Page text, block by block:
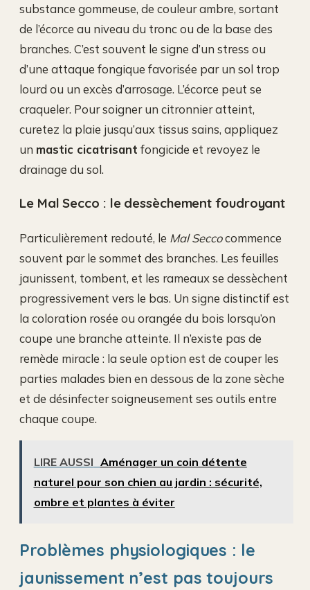
substance gommeuse, de couleur ambre, sortant
de l’écorce au niveau du tronc ou de la base des
branches. C’est souvent le signe d’un stress ou
d’une attaque fongique favorisée par un sol trop
lourd ou un excès d’arrosage. L’écorce peut se
craqueler. Pour soigner un citronnier atteint,
curetez la plaie jusqu’aux tissus sains, appliquez
un mastic cicatrisant fongicide et revoyez le
drainage du sol.
Le Mal Secco : le dessèchement foudroyant
Particulièrement redouté, le Mal Seccocommence
souvent par le sommet des branches. Les feuilles
jaunissent, tombent, et les rameaux se dessèchent
progressivement vers le bas. Un signe distinctif est
la coloration rosée ou orangée du bois lorsqu’on
coupe une branche atteinte. Il n’existe pas de
remède miracle : la seule option est de couper les
parties malades bien en dessous de la zone sèche
et de désinfecter soigneusement ses outils entre
chaque coupe.
LIRE AUSSI Aménager un coin détente
naturel pour son chien au jardin : sécurité,
ombre et plantes à éviter
Problèmes physiologiques : le
jaunissement n’est pas toujours